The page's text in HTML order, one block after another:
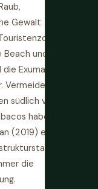
Gewalt
und
Exumas sind
Sie
südlich von
haben
(2019) erholt,
die